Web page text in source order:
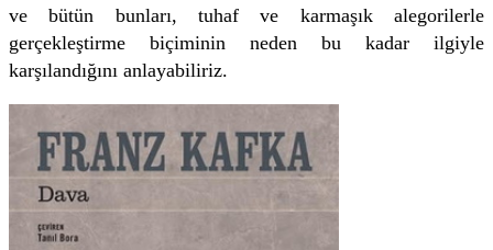
ve bütün bunları, tuhaf ve karmaşık alegorilerle
gerçekleştirme biçiminin neden bu kadar ilgiyle
karşılandığını anlayabiliriz.